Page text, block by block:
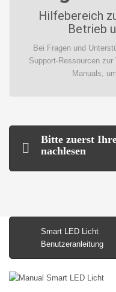
Hilfebereich
Betrieb
Bei Fragen und
Support-Ressourcen
Manuals,
Bitte zuerst
nachlesen
Smart LED Licht
Benutzeranleitung